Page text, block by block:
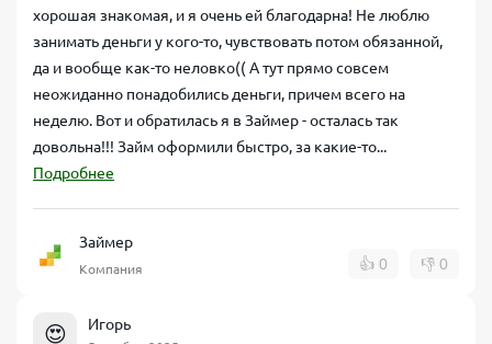
хорошая знакомая, и я очень ей благодарна! Не люблю
занимать деньги у кого-то, чувствовать потом обязанной,
да и вообще как-то неловко(( А тут прямо совсем
неожиданно понадобились деньги, причем всего на
неделю. Вот и обратилась я в Займер - осталась так
довольна!!! Займ оформили быстро, за какие-то...
Подробнее
Займер
Компания 👍 0 👎 0
😍 Игорь